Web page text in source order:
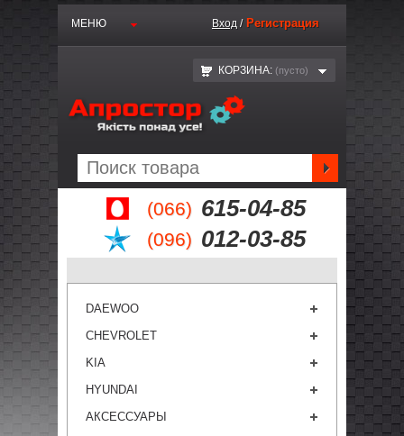
(066) 615-04-85
(096) 012-03-85
МЕНЮ Вход / Регистрация
КОРЗИНА: (пустo)
DAEWOO
CHEVROLET
KIA
HYUNDAI
АКСЕССУАРЫ